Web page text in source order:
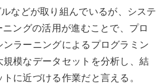
などが取り組んでいるが、システ
ングの活用が進むことで、プロ
ラーニングによるプログラミン
模なデータセットを分析し、結
に近づける作業だと言える。